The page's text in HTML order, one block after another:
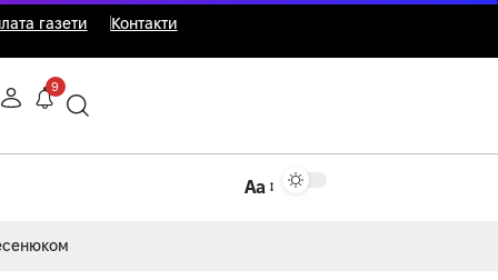
газети Контакти
9
Аа